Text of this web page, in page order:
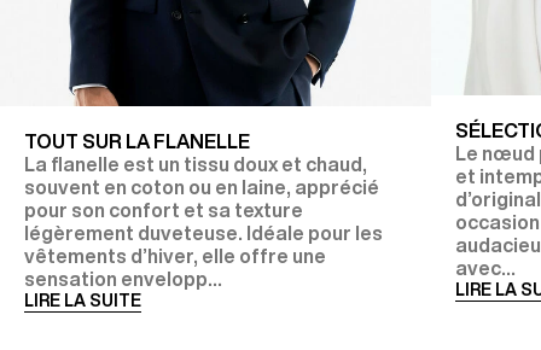
TOUT SUR LA FLANELLE
La flanelle est un tissu doux et chaud,
souvent en coton ou en laine, apprécié
pour son confort et sa texture
légèrement duveteuse. Idéale pour les
vêtements d’hiver, elle offre une
sensation envelopp...
LIRE LA SUITE
Le
et
avec...
LIRE LA